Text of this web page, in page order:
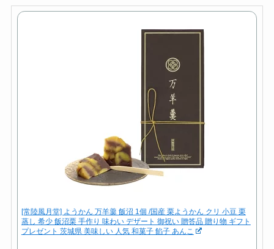
[常陸風月堂] ようかん 万羊羹 飯沼 1個 /国産 栗ようかん クリ 小豆 栗
蒸し 希少 飯沼栗 手作り 味わい デザート 御祝い 贈答品 贈り物 ギフト
プレゼント 茨城県 美味しい 人気 和菓子 餡子 あんこ